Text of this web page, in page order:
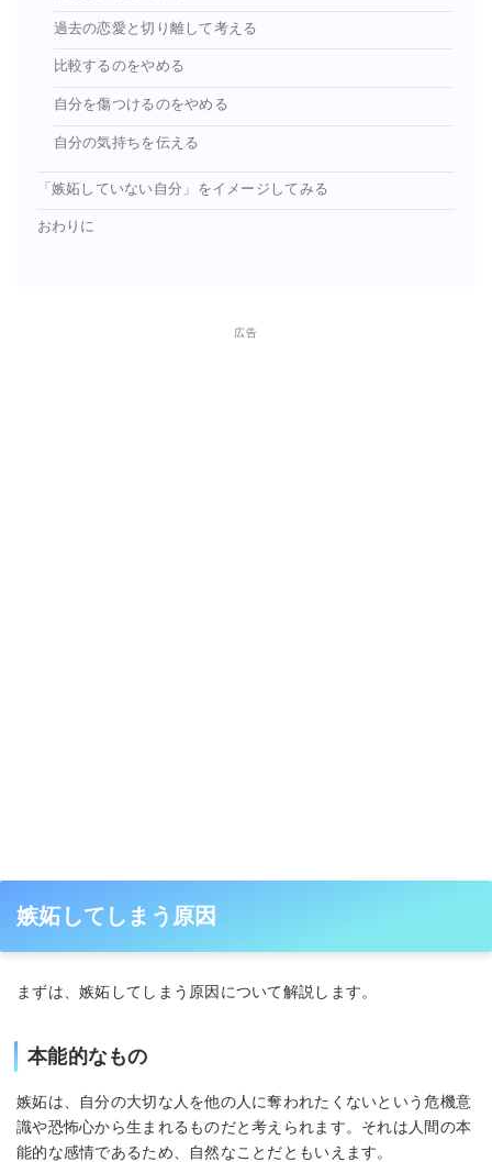
過去の恋愛と切り離して考える
比較するのをやめる
自分を傷つけるのをやめる
自分の気持ちを伝える
「嫉妬していない自分」をイメージしてみる
おわりに
広告
嫉妬してしまう原因
まずは、嫉妬してしまう原因について解説します。
本能的なもの
嫉妬は、自分の大切な人を他の人に奪われたくないという危機意
識や恐怖心から生まれるものだと考えられます。それは人間の本
能的な感情であるため、自然なことだともいえます。